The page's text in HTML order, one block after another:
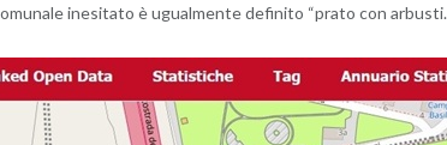
ine­si­ta­to è ugual­men­te de­fi­ni­to “prato con ar­bu­sti.